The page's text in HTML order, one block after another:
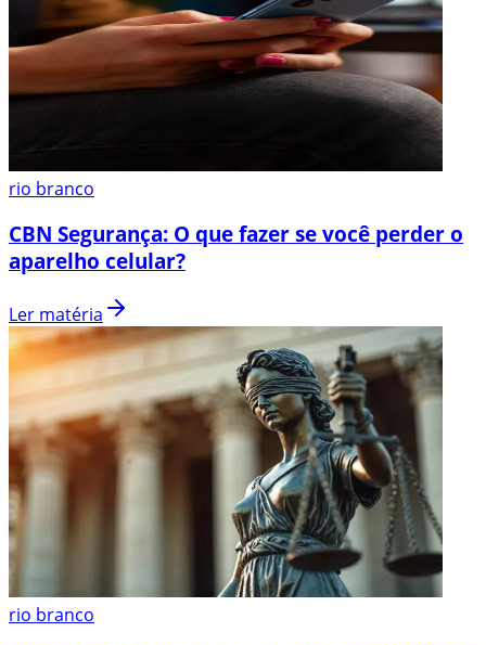
rio branco
CBN Segurança: O que fazer se você perder o
aparelho celular?
Ler matéria
rio branco